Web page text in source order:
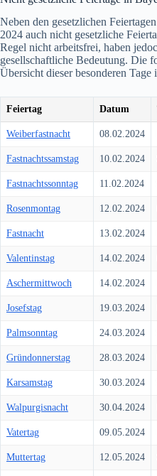
Neben den gesetzlichen
2024 auch nicht gesetzliche
Regel nicht arbeitsfrei, haben
gesellschaftliche Bedeutung. Die
Übersicht dieser besonderen Tage
Feiertag Datum
Weiberfastnacht 08.02.2024
Fastnachtssamstag 10.02.2024
Fastnachtssonntag 11.02.2024
Rosenmontag 12.02.2024
Fastnacht 13.02.2024
Valentinstag 14.02.2024
Aschermittwoch 14.02.2024
Josefstag 19.03.2024
Palmsonntag 24.03.2024
Gründonnerstag 28.03.2024
Karsamstag 30.03.2024
Walpurgisnacht 30.04.2024
Vatertag 09.05.2024
Muttertag 12.05.2024